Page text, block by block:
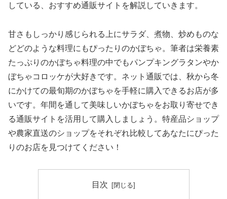
している、おすすめ通販サイトを解説していきます。
甘さもしっかり感じられる上にサラダ、煮物、炒めものな
どどのような料理にもぴったりのかぼちゃ。筆者は栄養素
たっぷりのかぼちゃ料理の中でもパンプキングラタンやか
ぼちゃコロッケが大好きです。ネット通販では、秋から冬
にかけての最旬期のかぼちゃを手軽に購入できるお店が多
いです。年間を通して美味しいかぼちゃをお取り寄せでき
る通販サイトを活用して購入しましょう。特産品ショップ
や農家直送のショップをそれぞれ比較してあなたにぴった
りのお店を見つけてください！
目次